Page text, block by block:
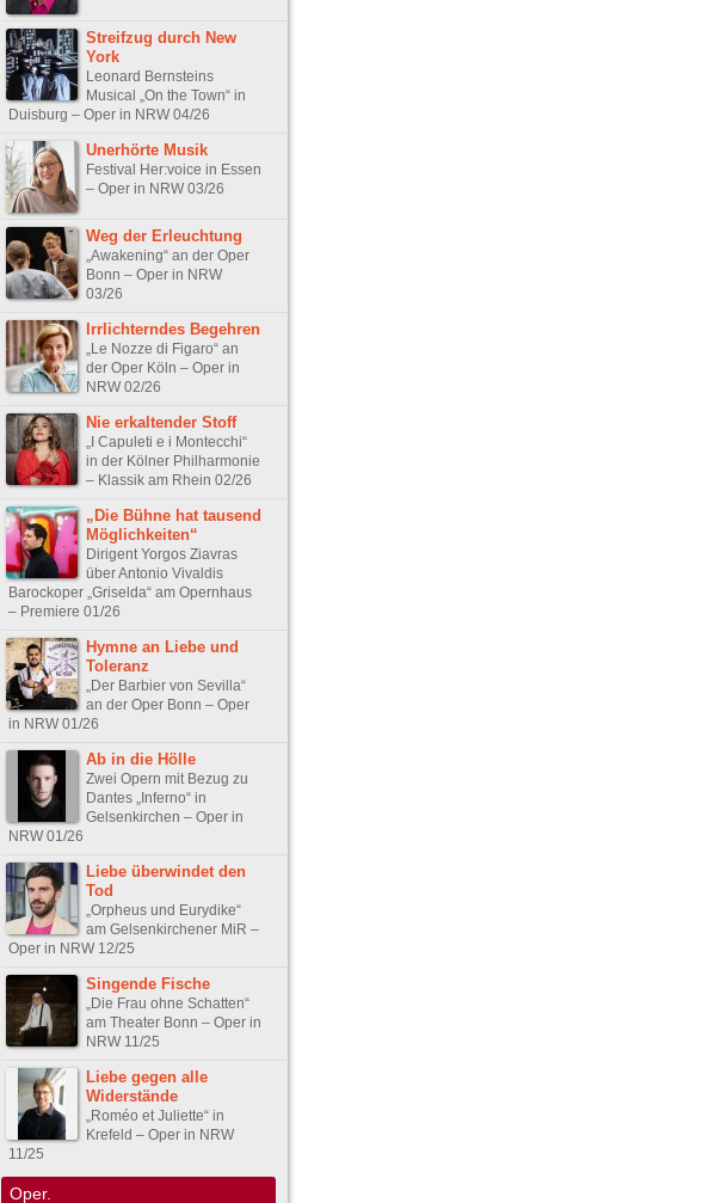
Streifzug durch New
York
Leonard Bernsteins
Musical „On the Town“ in
Duisburg – Oper in NRW 04/26
Unerhörte Musik
Festival Her:voice in Essen
– Oper in NRW 03/26
Weg der Erleuchtung
„Awakening“ an der Oper
Bonn – Oper in NRW
03/26
Irrlichterndes Begehren
„Le Nozze di Figaro“ an
der Oper Köln – Oper in
NRW 02/26
Nie erkaltender Stoff
„I Capuleti e i Montecchi“
in der Kölner Philharmonie
– Klassik am Rhein 02/26
„Die Bühne hat tausend
Möglichkeiten“
Dirigent Yorgos Ziavras
über Antonio Vivaldis
Barockoper „Griselda“ am Opernhaus
– Premiere 01/26
Hymne an Liebe und
Toleranz
„Der Barbier von Sevilla“
an der Oper Bonn – Oper
in NRW 01/26
Ab in die Hölle
Zwei Opern mit Bezug zu
Dantes „Inferno“ in
Gelsenkirchen – Oper in
NRW 01/26
Liebe überwindet den
Tod
„Orpheus und Eurydike“
am Gelsenkirchener MiR –
Oper in NRW 12/25
Singende Fische
„Die Frau ohne Schatten“
am Theater Bonn – Oper in
NRW 11/25
Liebe gegen alle
Widerstände
„Roméo et Juliette“ in
Krefeld – Oper in NRW
11/25
Oper.